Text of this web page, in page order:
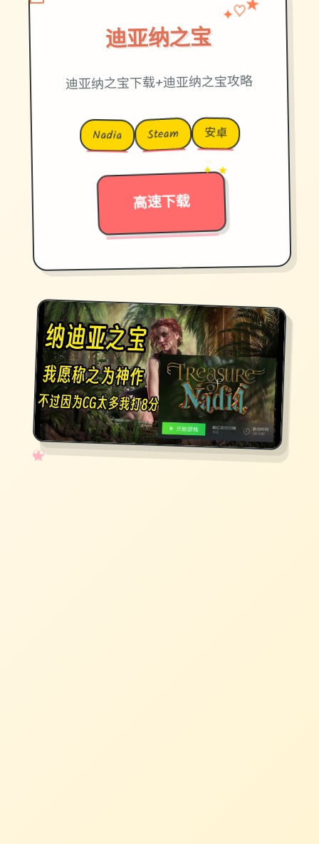
迪亚纳之宝
✦♡★
迪亚纳之宝下载+迪亚纳之宝攻略
Nadia Steam 安卓
高速下载
→
✦ ★
✧
♡
★
♥